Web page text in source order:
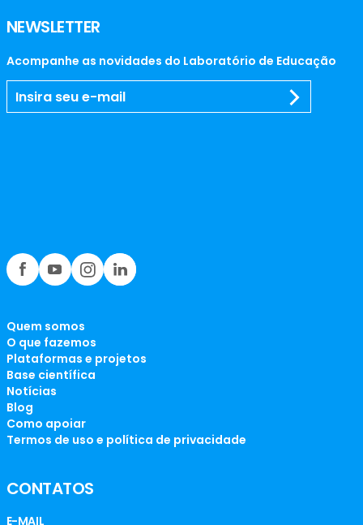
NEWSLETTER
Acompanhe as novidades do Laboratório de Educação
Quem somos
O que fazemos
Plataformas e projetos
Base científica
Notícias
Blog
Como apoiar
Termos de uso e política de privacidade
CONTATOS
E-MAIL